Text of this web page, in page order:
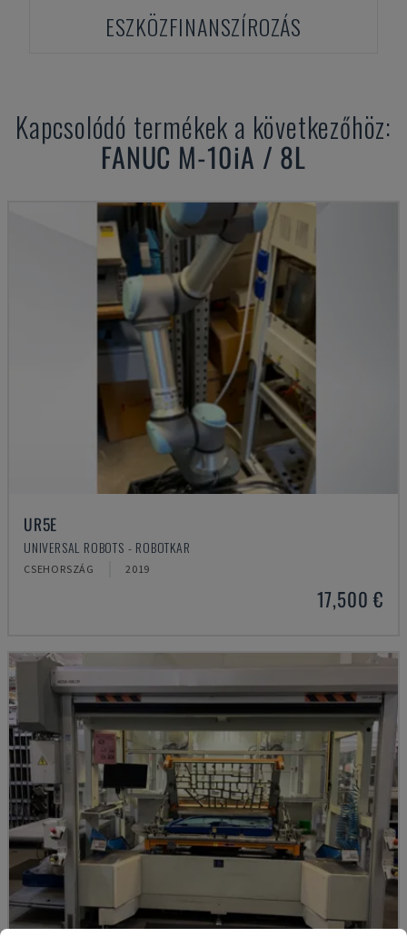
ESZKÖZFINANSZÍROZÁS
Kapcsolódó termékek a következőhöz:
FANUC M-10iA / 8L
UR5E
UNIVERSAL ROBOTS - ROBOTKAR
CSEHORSZÁG 2019
17,500 €